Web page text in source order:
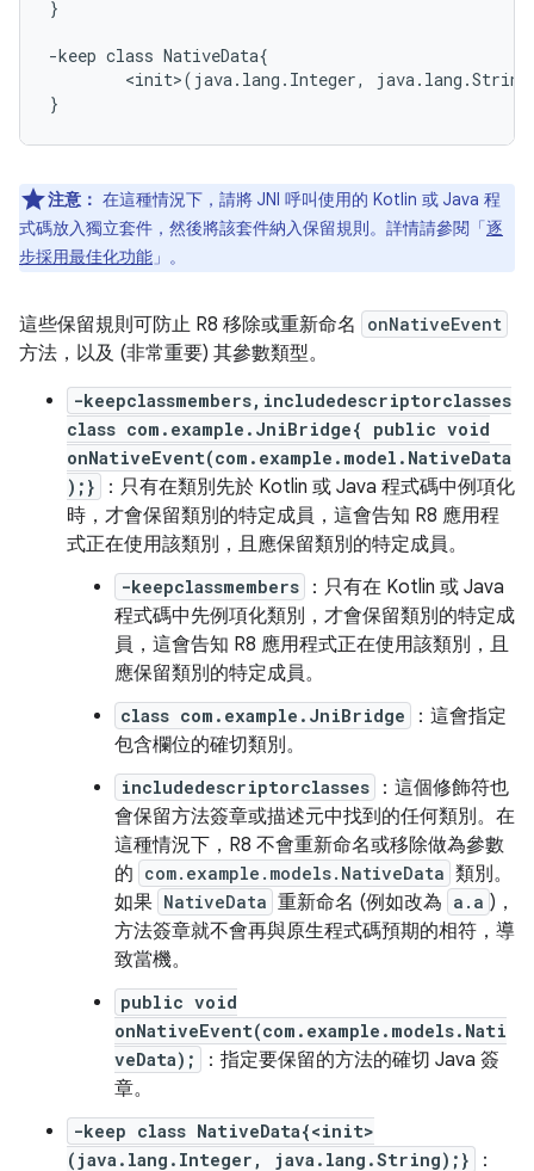
}
-keep class NativeData{
<init>(java.lang.Integer,
注意： 在這種情況下，請將 JNI 呼叫使用的 Kotlin 或 Java 程
式碼放入獨立套件，然後將該套件納入保留規則。詳情請參閱「逐
步採用最佳化功能 」。
這些保留規則可防止 R8 移除或重新命名 onNativeEvent
方法，以及 (非常重要) 其參數類型。
-keepclassmembers,includedescriptorclasses
class com.example.JniBridge{ public void
onNativeEvent(com.example.model.NativeData
);}
：只有在類別先於 Kotlin 或 Java 程式碼中例項化
時，才會保留類別的特定成員，這會告知 R8 應用程
式正在使用該類別，且應保留類別的特定成員。
-keepclassmembers
：只有在 Kotlin 或 Java
程式碼中先例項化類別，才會保留類別的特定成
員，這會告知 R8 應用程式正在使用該類別，且
應保留類別的特定成員。
class com.example.JniBridge
：這會指定
包含欄位的確切類別。
includedescriptorclasses
：這個修飾符也
會保留方法簽章或描述元中找到的任何類別。在
這種情況下，R8 不會重新命名或移除做為參數
的 com.example.models.NativeData 類別。
如果 NativeData 重新命名 (例如改為 a.a )，
方法簽章就不會再與原生程式碼預期的相符，導
致當機。
public void
onNativeEvent(com.example.models.Nati
veData);
：指定要保留的方法的確切 Java 簽
章。
-keep class NativeData{<init>
(java.lang.Integer, java.lang.String);}
：